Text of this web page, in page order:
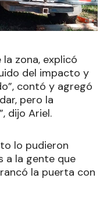
zona, explicó
del impacto y
contó y agregó
pero la
dijo Ariel.
lo pudieron
a la gente que
la puerta con